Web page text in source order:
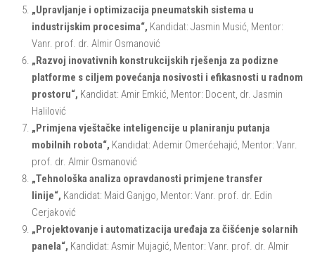
„Upravljanje i optimizacija pneumatskih sistema u
industrijskim procesima“, Kandidat: Jasmin Musić, Mentor:
Vanr. prof. dr. Almir Osmanović
„Razvoj inovativnih konstrukcijskih rješenja za podizne
platforme s ciljem povećanja nosivosti i efikasnosti u radnom
prostoru“, Kandidat: Amir Emkić, Mentor: Docent, dr. Jasmin
Halilović
„Primjena vještačke inteligencije u planiranju putanja
mobilnih robota“, Kandidat: Ademir Omerćehajić, Mentor: Vanr.
prof. dr. Almir Osmanović
„Tehnološka analiza opravdanosti primjene transfer
linije“, Kandidat: Maid Ganjgo, Mentor: Vanr. prof. dr. Edin
Cerjaković
„Projektovanje i automatizacija uređaja za čišćenje solarnih
panela“, Kandidat: Asmir Mujagić, Mentor: Vanr. prof. dr. Almir